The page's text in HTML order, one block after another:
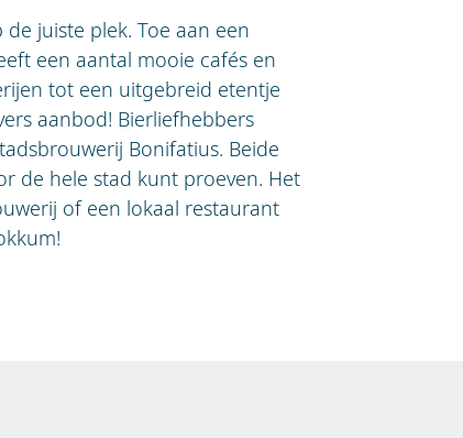
juiste plek. Toe aan een
een aantal mooie cafés en
tot een uitgebreid etentje
aanbod! Bierliefhebbers
Bonifatius. Beide
de hele stad kunt proeven. Het
of een lokaal restaurant